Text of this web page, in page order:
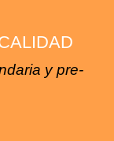
y pre-